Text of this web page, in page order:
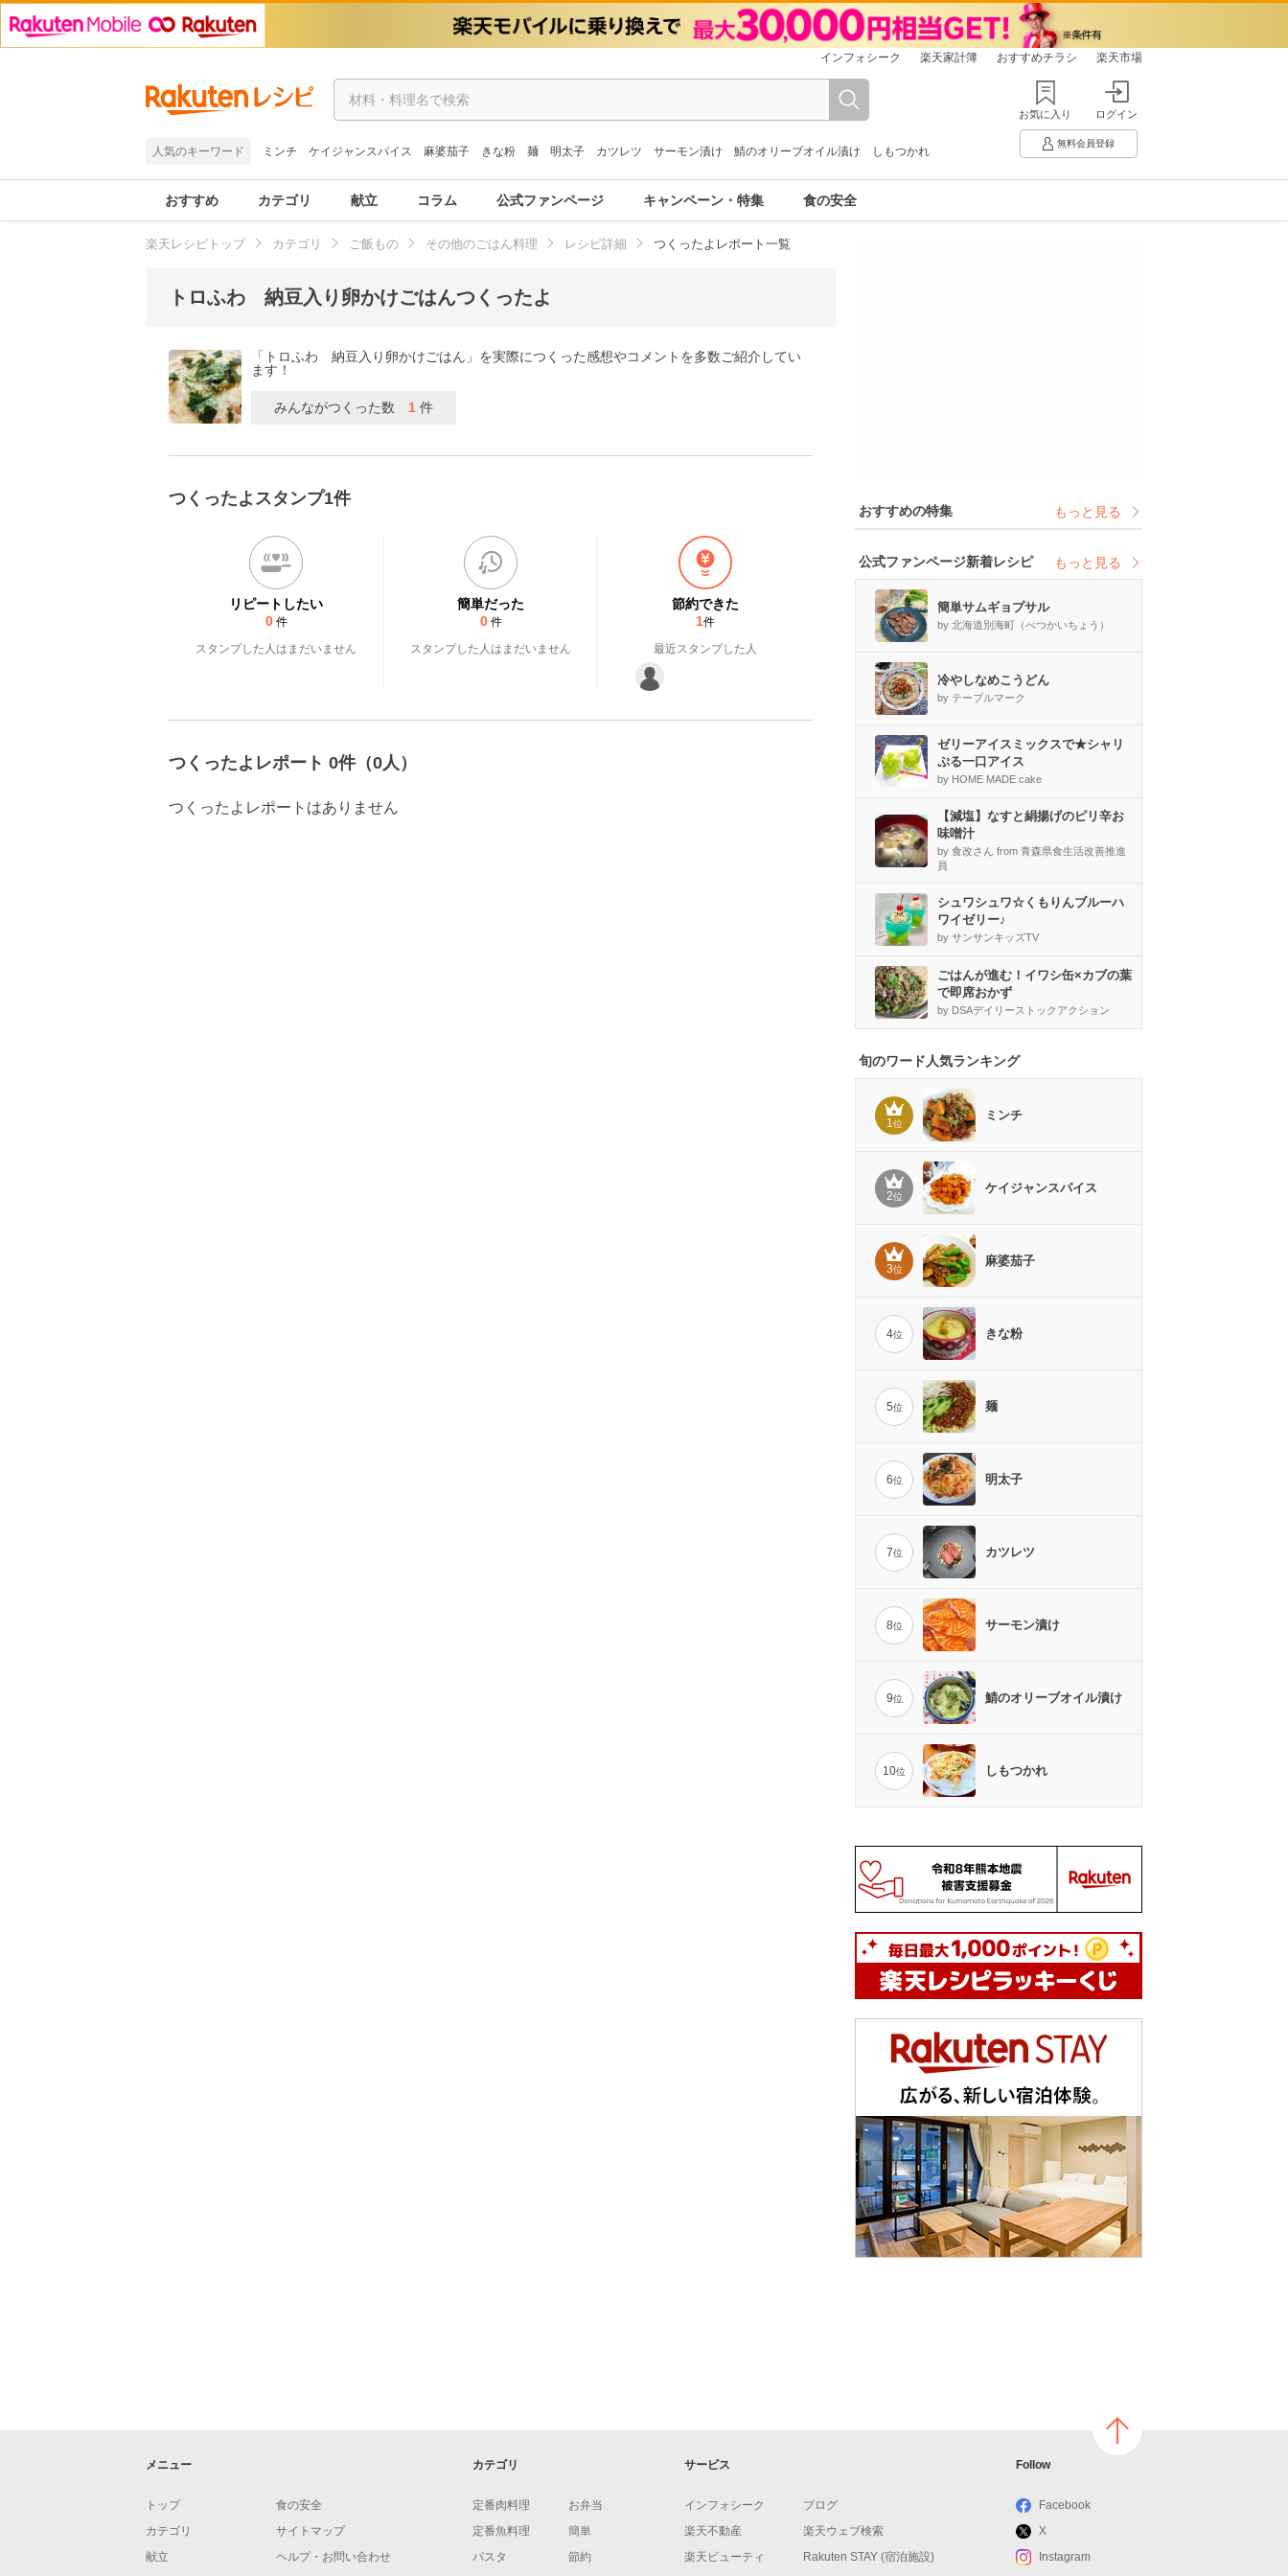
インフォシーク 楽天家計簿 おすすめチラシ 楽天市場
人気のキーワード ミンチ ケイジャンスパイス 麻婆茄子 きな粉 麺 明太子 カツレツ サーモン漬け 鯖のオリーブオイル漬け しもつかれ
お気に入り ログイン
無料会員登録
おすすめ カテゴリ 献立 コラム 公式ファンページ キャンペーン・特集 食の安全
楽天レシピトップ カテゴリ ご飯もの その他のごはん料理 レシピ詳細 つくったよレポート一覧
トロふわ 納豆入り卵かけごはんつくったよ
「トロふわ 納豆入り卵かけごはん」を実際につくった感想やコメントを多数ご紹介してい
ます！
みんながつくった数 1件
つくったよスタンプ1件
リピートしたい
0 件
スタンプした人はまだいません
簡単だった
0 件
スタンプした人はまだいません
節約できた
1件
最近スタンプした人
つくったよレポート 0件（0人）
つくったよレポートはありません
おすすめの特集 もっと見る
公式ファンページ新着レシピ もっと見る
簡単サムギョプサル
by 北海道別海町（べつかいちょう）
冷やしなめこうどん
by テーブルマーク
ゼリーアイスミックスで★シャリ
ぷる一口アイス
by HOME MADE cake
【減塩】なすと絹揚げのピリ辛お
味噌汁
by 食改さん from 青森県食生活改善推進
員
シュワシュワ☆くもりんブルーハ
ワイゼリー♪
by サンサンキッズTV
ごはんが進む！イワシ缶×カブの葉
で即席おかず
by DSAデイリーストックアクション
旬のワード人気ランキング
1位
ミンチ
2位
ケイジャンスパイス
3位
麻婆茄子
4位 きな粉
5位 麺
6位 明太子
7位 カツレツ
8位 サーモン漬け
9位 鯖のオリーブオイル漬け
10位 しもつかれ
メニュー
トップ
カテゴリ
献立
食の安全
サイトマップ
ヘルプ・お問い合わせ
カテゴリ
定番肉料理
定番魚料理
パスタ
お弁当
簡単
節約
サービス
インフォシーク
楽天不動産
楽天ビューティ
ブログ
楽天ウェブ検索
Rakuten STAY (宿泊施設)
Follow
Facebook
X
Instagram